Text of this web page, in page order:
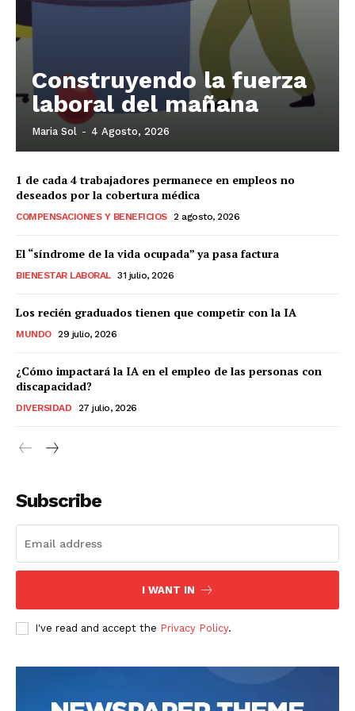
Construyendo la fuerza
laboral del mañana
Maria Sol - 4 Agosto, 2026
1 de cada 4 trabajadores permanece en empleos no
deseados por la cobertura médica
COMPENSACIONES Y BENEFICIOS 2 agosto, 2026
El “síndrome de la vida ocupada” ya pasa factura
BIENESTAR LABORAL 31 julio, 2026
Los recién graduados tienen que competir con la IA
MUNDO 29 julio, 2026
¿Cómo impactará la IA en el empleo de las personas con
discapacidad?
DIVERSIDAD 27 julio, 2026
Subscribe
I WANT IN
I've read and accept the Privacy Policy.